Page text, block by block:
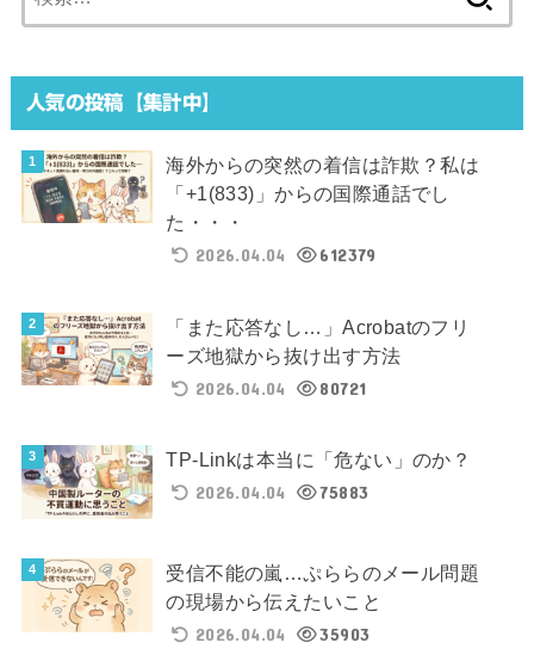
索:
人気の投稿【集計中】
海外からの突然の着信は詐欺？私は
「+1(833)」からの国際通話でし
た・・・
2026.04.04
612379
「また応答なし…」Acrobatのフリ
ーズ地獄から抜け出す方法
2026.04.04
80721
TP-Linkは本当に「危ない」のか？
2026.04.04
75883
受信不能の嵐…ぷららのメール問題
の現場から伝えたいこと
2026.04.04
35903